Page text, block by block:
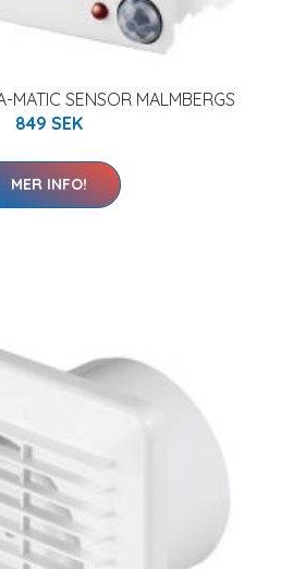
MATIC SENSOR MALMBERGS
849 SEK
MER INFO!